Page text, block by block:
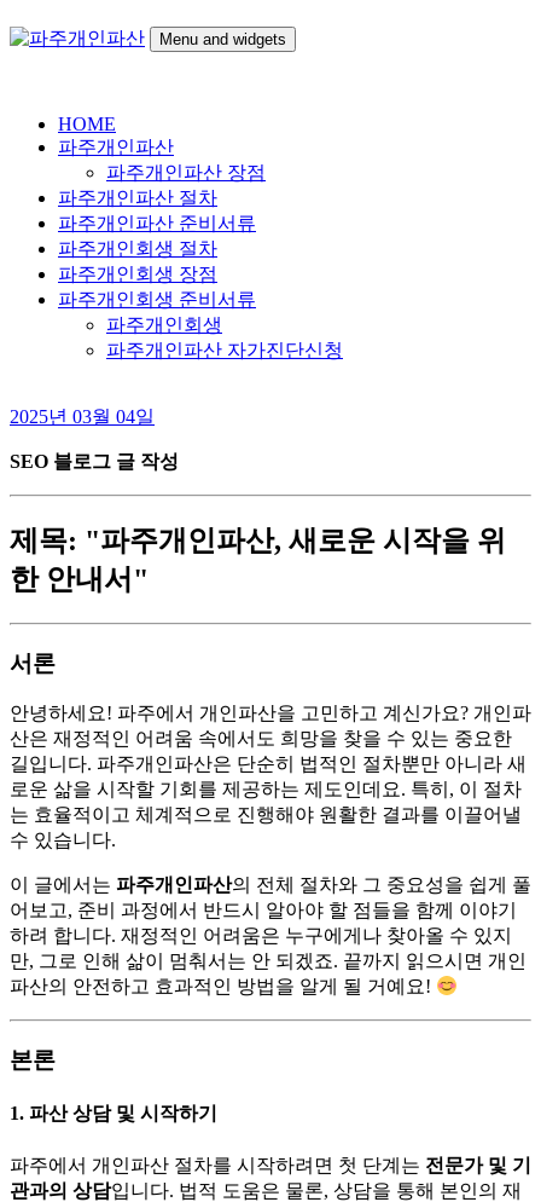
to
Menu and widgets
HOME
파주개인파산
파주개인파산 장점
파주개인파산 절차
파주개인파산 준비서류
파주개인회생 절차
파주개인회생 장점
파주개인회생 준비서류
파주개인회생
파주개인파산 자가진단신청
2025년 03월 04일
SEO 블로그 글 작성
제목: "파주개인파산, 새로운 시작을 위
한 안내서"
서론
안녕하세요! 파주에서 개인파산을 고민하고 계신가요? 개인파
산은 재정적인 어려움 속에서도 희망을 찾을 수 있는 중요한
길입니다. 파주개인파산은 단순히 법적인 절차뿐만 아니라 새
로운 삶을 시작할 기회를 제공하는 제도인데요. 특히, 이 절차
는 효율적이고 체계적으로 진행해야 원활한 결과를 이끌어낼
수 있습니다.
이 글에서는 파주개인파산의 전체 절차와 그 중요성을 쉽게 풀
어보고, 준비 과정에서 반드시 알아야 할 점들을 함께 이야기
하려 합니다. 재정적인 어려움은 누구에게나 찾아올 수 있지
만, 그로 인해 삶이 멈춰서는 안 되겠죠. 끝까지 읽으시면 개인
파산의 안전하고 효과적인 방법을 알게 될 거예요!
본론
1. 파산 상담 및 시작하기
파주에서 개인파산 절차를 시작하려면 첫 단계는 전문가 및 기
관과의 상담입니다. 법적 도움은 물론, 상담을 통해 본인의 재